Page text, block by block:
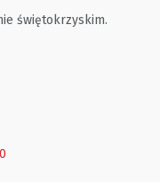
świętokrzyskim.